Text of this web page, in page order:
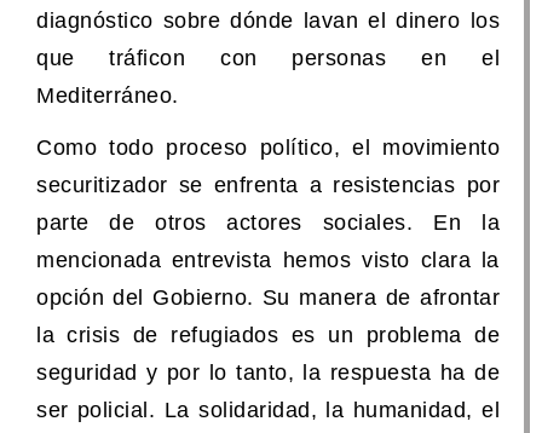
diagnóstico sobre dónde lavan el dinero los
que tráficon con personas en el
Mediterráneo.
Como todo proceso político, el movimiento
securitizador se enfrenta a resistencias por
parte de otros actores sociales. En la
mencionada entrevista hemos visto clara la
opción del Gobierno. Su manera de afrontar
la crisis de refugiados es un problema de
seguridad y por lo tanto, la respuesta ha de
ser policial. La solidaridad, la humanidad, el